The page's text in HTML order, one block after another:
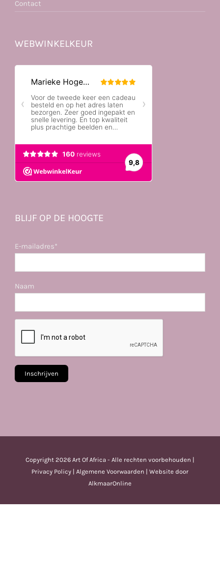
Contact
WEBWINKELKEUR
BLIJF OP DE HOOGTE
E-mailadres*
Naam
Copyright 2026 Art Of Africa - Alle rechten voorbehouden |
Privacy Policy | Algemene Voorwaarden | Website door
AlkmaarOnline